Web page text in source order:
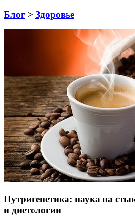
Блог > Здоровье
Нутригенетика: наука на
и диетологии